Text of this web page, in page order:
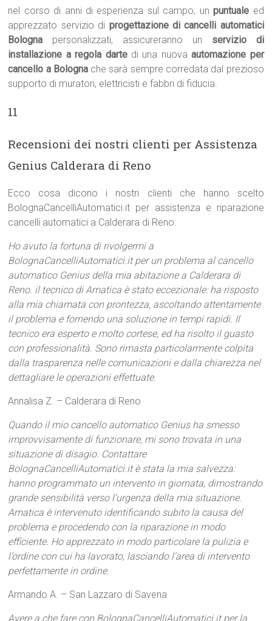
nel corso di anni di esperienza sul campo, unpuntuale ed
apprezzato servizio di progettazione di cancelli automatici
Bologna personalizzati, assicureranno un servizio di
installazione a regola dartedi una nuovaautomazione per
cancello a Bologna che sarà sempre corredata dal prezioso
supporto di muratori, elettricisti e fabbri di fiducia.
11
Recensioni dei nostri clienti per Assistenza
Genius Calderara di Reno
Ecco cosa dicono i nostri clienti che hanno scelto
BolognaCancelliAutomatici.it per assistenza e riparazione
cancelli automatici a Calderara di Reno:
Ho avuto la fortuna di rivolgermi a
BolognaCancelliAutomatici.it per un problema al cancello
automatico Genius della mia abitazione a Calderara di
Reno. il tecnico di Amatica è stato eccezionale: ha risposto
alla mia chiamata con prontezza, ascoltando attentamente
il problema e fornendo una soluzione in tempi rapidi. Il
tecnico era esperto e molto cortese, ed ha risolto il guasto
con professionalità. Sono rimasta particolarmente colpita
dalla trasparenza nelle comunicazioni e dalla chiarezza nel
dettagliare le operazioni effettuate.
Annalisa Z. – Calderara di Reno
Quando il mio cancello automatico Genius ha smesso
improvvisamente di funzionare, mi sono trovata in una
situazione di disagio. Contattare
BolognaCancelliAutomatici.it è stata la mia salvezza:
hanno programmato un intervento in giornata, dimostrando
grande sensibilità verso l’urgenza della mia situazione.
Amatica è intervenuto identificando subito la causa del
problema e procedendo con la riparazione in modo
efficiente. Ho apprezzato in modo particolare la pulizia e
l’ordine con cui ha lavorato, lasciando l’area di intervento
perfettamente in ordine.
Armando A. – San Lazzaro di Savena
Avere a che fare con BolognaCancelliAutomatici.it per la